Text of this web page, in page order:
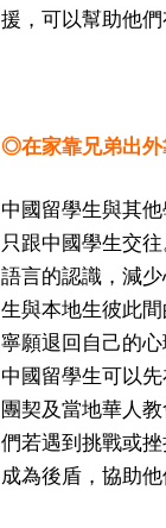
援，可以幫助他
◎在家靠兄弟出外
中國留學生與其
只跟中國學生交
語言的認識，減
生與本地生彼此
寧願退回自己的
中國留學生可以
團契及當地華人
們若遇到挑戰或
成為後盾，協助他